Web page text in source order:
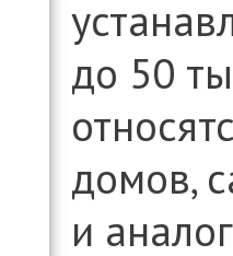
до 50
домов,
и